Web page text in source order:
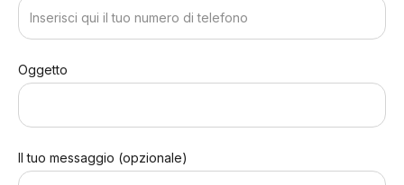
Oggetto
Il tuo messaggio (opzionale)